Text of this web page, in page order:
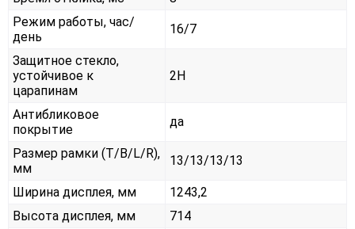
Режим работы, час/
день
16/7
Защитное стекло,
устойчивое к
царапинам
2H
Антибликовое
покрытие
да
Размер рамки (T/B/L/R),
мм
13/13/13/13
Ширина дисплея, мм
1243,2
Высота дисплея, мм
714